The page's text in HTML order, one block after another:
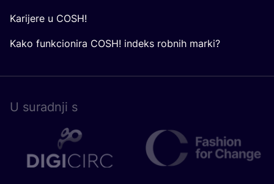
Karijere u COSH!
Kako funkcionira COSH! indeks robnih marki?
U surad­nji s